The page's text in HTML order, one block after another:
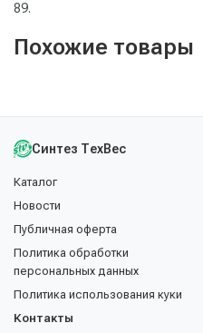
89.
Похожие товары
Синтез ТехВес
Каталог
Новости
Публичная оферта
Политика обработки
персональных данных
Политика использования куки
Контакты